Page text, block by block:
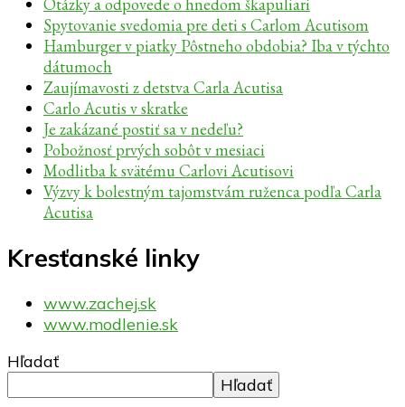
Spytovanie svedomia pre deti s Carlom Acutisom
Hamburger v piatky Pôstneho obdobia? Iba v týchto
dátumoch
Zaujímavosti z detstva Carla Acutisa
Carlo Acutis v skratke
Je zakázané postiť sa v nedeľu?
Pobožnosť prvých sobôt v mesiaci
Modlitba k svätému Carlovi Acutisovi
Výzvy k bolestným tajomstvám ruženca podľa Carla
Acutisa
Kresťanské linky
www.zachej.sk
www.modlenie.sk
Hľadať
Hľadať